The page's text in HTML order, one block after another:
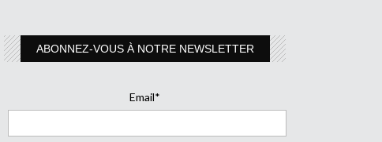
ABONNEZ-VOUS À NOTRE NEWSLETTER
Email*